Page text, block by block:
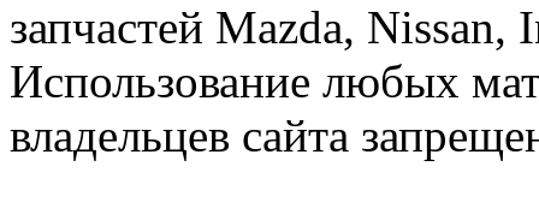
запчастей Mazda,
Использование любых
владельцев сайта